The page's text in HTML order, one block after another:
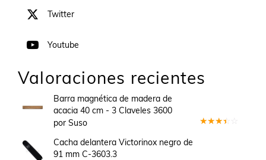
Twitter
Youtube
Valoraciones recientes
Barra magnética de madera de
acacia 40 cm - 3 Claveles 3600
por Suso
Cacha delantera Victorinox negro de
91 mm C-3603.3